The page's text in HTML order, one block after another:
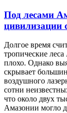
Под лесами
цивилизации
Долгое время
тропические
плохо. Однако
скрывает
воздушного
сотни
что около двух
Амазонии могло